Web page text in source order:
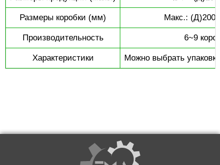
Размеры коробки (мм) Макс.: (Д)200
Производительность 6~9
Характеристики Можно выбрать